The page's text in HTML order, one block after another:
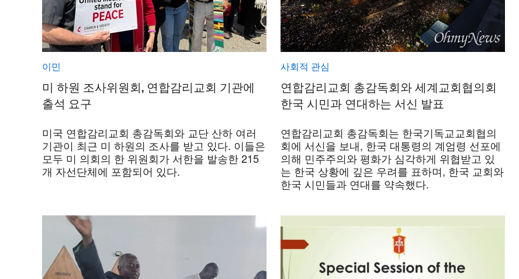
이민
미 하원 조사위원회, 연합감리교회 기관에
출석 요구
미국 연합감리교회 총감독회와 교단 산하 여러
기관이 최근 미 하원의 조사를 받고 있다. 이들은
모두 미 의회의 한 위원회가 서한을 발송한 215
개 자선단체에 포함되어 있다.
사회적 관심
연합감리교회 총감독회와 세계교회협의회
한국 시민과 연대하는 서신 발표
연합감리교회 총감독회는 한국기독교교회협의
회에 서신을 보내, 한국 대통령의 계엄령 선포에
의해 민주주의와 평화가 심각하게 위협받고 있
는 한국 상황에 깊은 우려를 표하며, 한국 교회와
한국 시민들과 연대를 약속했다.